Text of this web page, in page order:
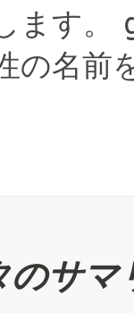
す。
の名前
のサマ